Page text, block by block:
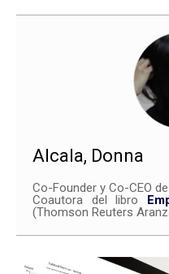
Alcala, Donna
Co-Founder y Co-CEO
Coautora del libro
(Thomson Reuters